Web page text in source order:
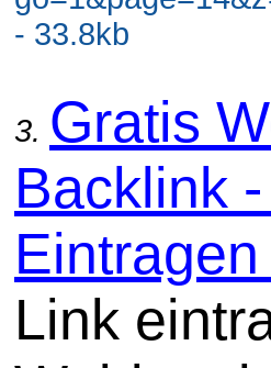
- 33.8kb
3. Gratis
Backlink
Link